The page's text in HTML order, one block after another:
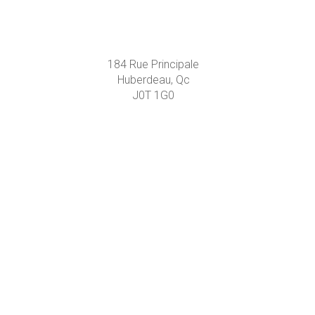
184 Rue Principale
Huberdeau, Qc
J0T 1G0